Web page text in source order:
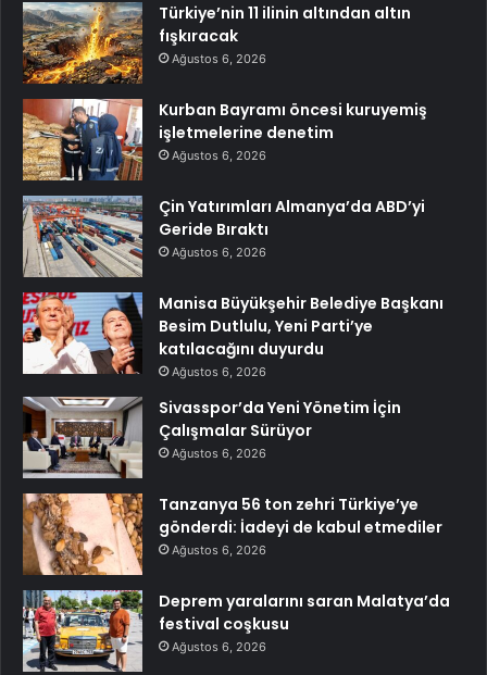
Türkiye’nin 11 ilinin altından altın
fışkıracak
Ağustos 6, 2026
Kurban Bayramı öncesi kuruyemiş
işletmelerine denetim
Ağustos 6, 2026
Çin Yatırımları Almanya’da ABD’yi
Geride Bıraktı
Ağustos 6, 2026
Manisa Büyükşehir Belediye Başkanı
Besim Dutlulu, Yeni Parti’ye
katılacağını duyurdu
Ağustos 6, 2026
Sivasspor’da Yeni Yönetim İçin
Çalışmalar Sürüyor
Ağustos 6, 2026
Tanzanya 56 ton zehri Türkiye’ye
gönderdi: İadeyi de kabul etmediler
Ağustos 6, 2026
Deprem yaralarını saran Malatya’da
festival coşkusu
Ağustos 6, 2026